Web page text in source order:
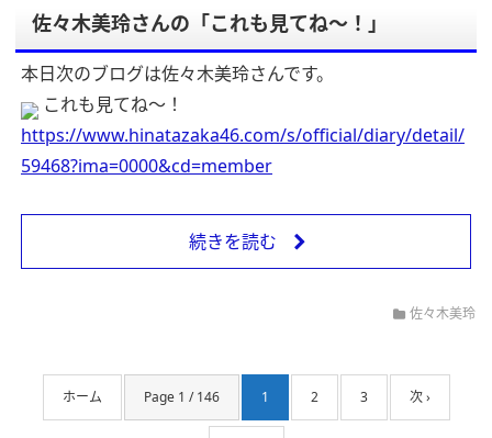
佐々木美玲さんの「これも見てね〜！」
本日次のブログは佐々木美玲さんです。
これも見てね〜！
https://www.hinatazaka46.com/s/official/diary/detail/
59468?ima=0000&cd=member
続きを読む
佐々木美玲
ホーム Page 1 / 146 1 2 3 次 ›